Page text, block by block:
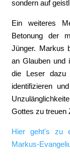
sondern auf
Ein weiteres
Betonung der
Jünger. Markus
an Glauben und
die Leser
identifizieren
Gottes zu treuen
Hier geht's zu
Markus-